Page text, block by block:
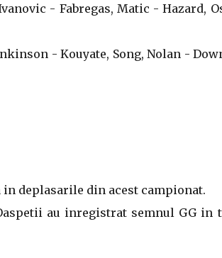
- Fabregas, Matic - Hazard,
- Kouyate, Song, Nolan -
deplasarile din acest campionat.
au inregistrat semnul GG in